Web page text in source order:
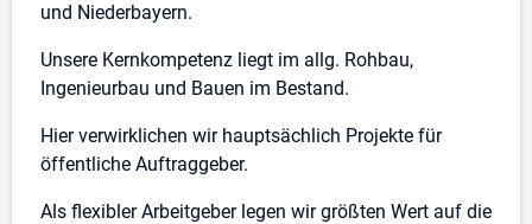
und Niederbayern.
Unsere Kernkompetenz liegt im allg. Rohbau,
Ingenieurbau und Bauen im Bestand.
Hier verwirklichen wir hauptsächlich Projekte für
öffentliche Auftraggeber.
Als flexibler Arbeitgeber legen wir größten Wert auf die